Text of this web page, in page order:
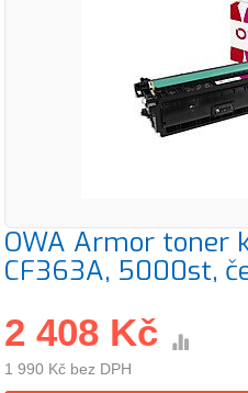
OWA Armor toner
CF363A, 5000st,
2 408 Kč
1 990 Kč bez DPH